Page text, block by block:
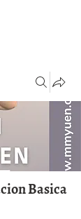
Basica